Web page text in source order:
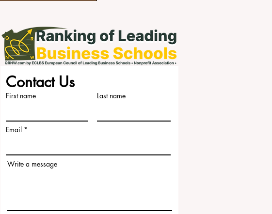
Contact Us
First name Last name
Email
Write a message